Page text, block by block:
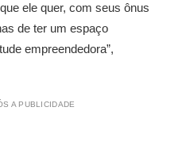
ele quer, com seus ônus
de ter um espaço
empreendedora”,
A PUBLICIDADE